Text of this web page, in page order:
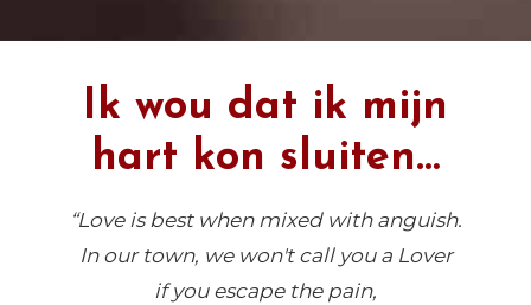
Ik wou dat ik mijn
hart kon sluiten…
“Love is best when mixed with anguish.
In our town, we won't call you a Lover
if you escape the pain,